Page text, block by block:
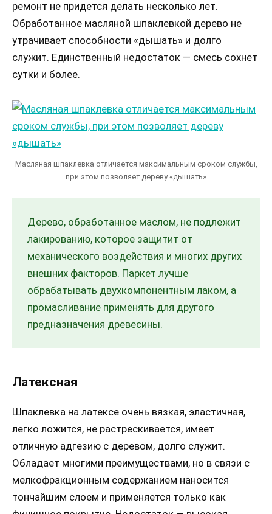
ремонт не придется делать несколько лет.
Обработанное масляной шпаклевкой дерево не
утрачивает способности «дышать» и долго
служит. Единственный недостаток — смесь сохнет
сутки и более.
Масляная шпаклевка отличается максимальным сроком службы,
при этом позволяет дереву «дышать»
Дерево, обработанное маслом, не подлежит
лакированию, которое защитит от
механического воздействия и многих других
внешних факторов. Паркет лучше
обрабатывать двухкомпонентным лаком, а
промасливание применять для другого
предназначения древесины.
Латексная
Шпаклевка на латексе очень вязкая, эластичная,
легко ложится, не растрескивается, имеет
отличную адгезию с деревом, долго служит.
Обладает многими преимуществами, но в связи с
мелкофракционным содержанием наносится
тончайшим слоем и применяется только как